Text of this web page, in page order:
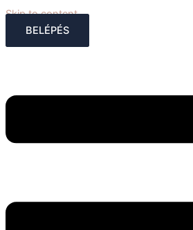
Skip to content
BELÉPÉS